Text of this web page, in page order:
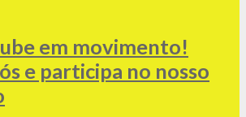
em movimento!
e participa no nosso